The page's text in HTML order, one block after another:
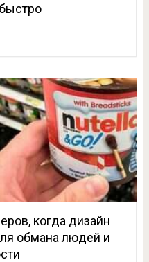
когда дизайн
обмана людей и